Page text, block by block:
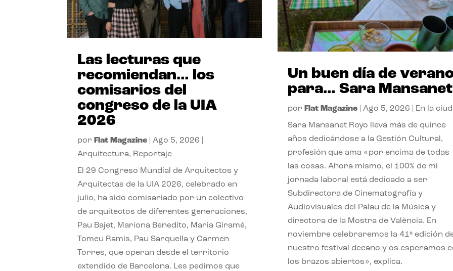
Las lecturas que
recomiendan… los
comisarios del
congreso de la UIA
2026
por Flat Magazine |Ago 5, 2026
Arquitectura, Reportaje
El 29 Congreso Mundial de Arquitectos y
Arquitectas de la UIA 2026, celebrado en
julio, ha sido comisariado por un colectivo
de arquitectos de diferentes generaciones,
Pau Bajet, Mariona Benedito, Maria Giramé,
Tomeu Ramis, Pau Sarquella y Carmen
Torres, que operan desde el territorio
extendido de Barcelona. Les pedimos que
Un buen día de
para… Sara Mansanet
por Flat Magazine| Ago 5, 2026 En la
Sara Mansanet Royo lleva más de quince
años dedicándose a la Gestión Cultural,
profesión que ama «por encima de todas
las cosas. Ahora mismo, el 100% de mi
jornada laboral está dedicado a ser
Subdirectora de Cinematografía y
Audiovisuales del Palau de la Música y
directora de la Mostra de València. En
noviembre celebraremos la 41ª edición
nuestro festival decano y os esperamos
los brazos abiertos», explica.